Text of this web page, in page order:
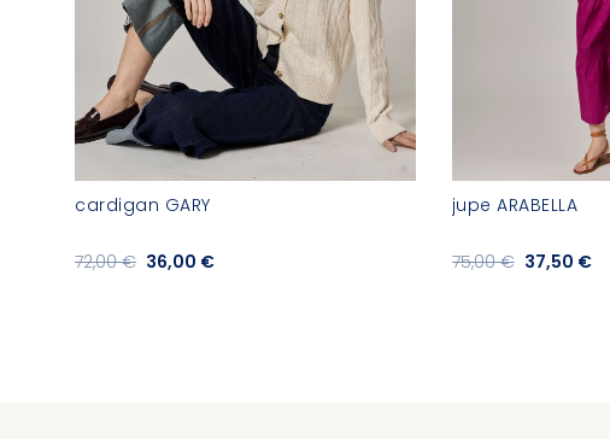
cardigan GARY
36,00 €
72,00 €
jupe ARABELLA
37,50 €
75,00 €